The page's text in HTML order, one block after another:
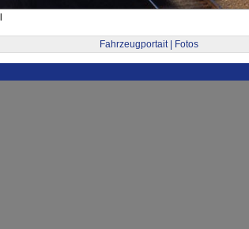
Fahrzeugportait | Fotos